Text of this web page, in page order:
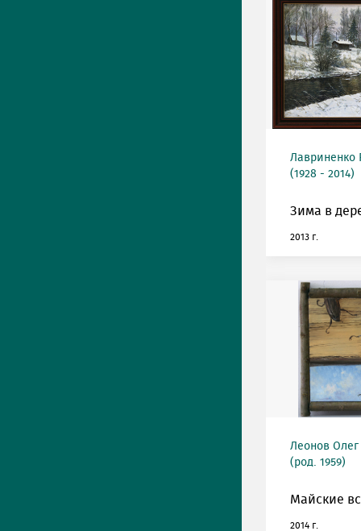
Лавриненко
(1928 - 2014)
Зима в
2013 г.
Леонов Олег
(род. 1959)
Майские
2014 г.